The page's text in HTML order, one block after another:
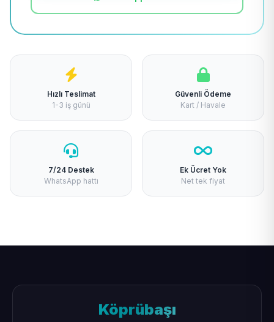
Hızlı Teslimat
1-3 iş günü
Güvenli Ödeme
Kart / Havale
7/24 Destek
WhatsApp hattı
Ek Ücret Yok
Net tek fiyat
Köprübaşı